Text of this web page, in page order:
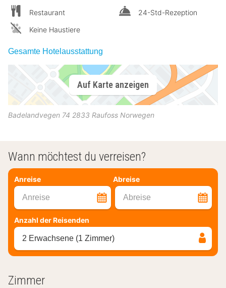
Restaurant
Keine Haustiere
24-Std-Rezeption
Gesamte Hotelausstattung
Auf Karte anzeigen
Badelandvegen 74 2833 Raufoss Norwegen
Wann möchtest du verreisen?
Anreise Abreise
Anreise Abreise
Anzahl der Reisenden
2 Erwachsene (1 Zimmer)
Zimmer